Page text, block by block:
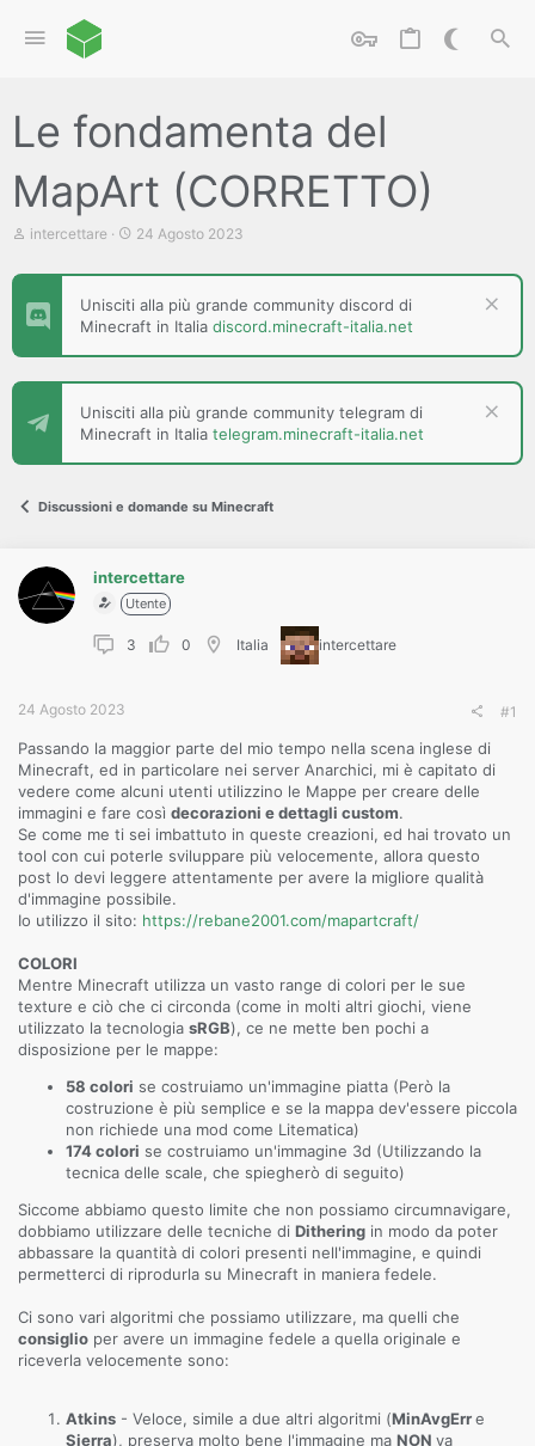
Le fondamenta del
MapArt (CORRETTO)
C
e
t
o
D
s
u
e
intercettare
D
t
d
i
i
o
24 Agosto 2023
Unisciti alla più grande community discord di
Minecraft in Italia discord.minecraft-italia.net
Unisciti alla più grande community telegram di
Minecraft in Italia telegram.minecraft-italia.net
Discussioni e domande su Minecraft
intercettare
Utente
3 0 Italia intercettare
24 Agosto 2023 #1
Passando la maggior parte del mio tempo nella scena inglese di
Minecraft, ed in particolare nei server Anarchici, mi è capitato di
vedere come alcuni utenti utilizzino le Mappe per creare delle
immagini e fare così decorazioni e dettagli custom.
Se come me ti sei imbattuto in queste creazioni, ed hai trovato un
tool con cui poterle sviluppare più velocemente, allora questo
post lo devi leggere attentamente per avere la migliore qualità
d'immagine possibile.
Io utilizzo il sito: https://rebane2001.com/mapartcraft/
COLORI
Mentre Minecraft utilizza un vasto range di colori per le sue
texture e ciò che ci circonda (come in molti altri giochi, viene
utilizzato la tecnologia sRGB), ce ne mette ben pochi a
disposizione per le mappe:
58 colori se costruiamo un'immagine piatta (Però la
costruzione è più semplice e se la mappa dev'essere piccola
non richiede una mod come Litematica)
174 colori se costruiamo un'immagine 3d (Utilizzando la
tecnica delle scale, che spiegherò di seguito)
Siccome abbiamo questo limite che non possiamo circumnavigare,
dobbiamo utilizzare delle tecniche di Dithering in modo da poter
abbassare la quantità di colori presenti nell'immagine, e quindi
permetterci di riprodurla su Minecraft in maniera fedele.
Ci sono vari algoritmi che possiamo utilizzare, ma quelli che
consiglio per avere un immagine fedele a quella originale e
riceverla velocemente sono:
Atkins - Veloce, simile a due altri algoritmi (MinAvgErre
Sierra), preserva molto bene l'immagine ma NON va